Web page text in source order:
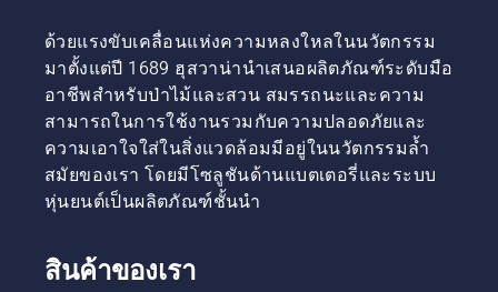
ด้วยแรงขับเคลื่อนแห่งความหลงใหลในนวัตกรรม
มาตั้งแต่ปี 1689 ฮุสวาน่านำเสนอผลิตภัณฑ์ระดับมือ
อาชีพสำหรับป่าไม้และสวน สมรรถนะและความ
สามารถในการใช้งานรวมกับความปลอดภัยและ
ความเอาใจใส่ในสิ่งแวดล้อมมีอยู่ในนวัตกรรมล้ำ
สมัยของเรา โดยมีโซลูชันด้านแบตเตอรี่และระบบ
หุ่นยนต์เป็นผลิตภัณฑ์ชั้นนำ
สินค้าของเรา